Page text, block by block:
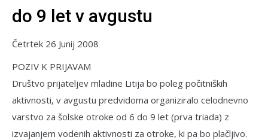
do 9 let v avgustu
Četrtek 26 Junij 2008
POZIV K PRIJAVAM
Društvo prijateljev mladine Litija bo poleg počitniških
aktivnosti, v avgustu predvidoma organiziralo celodnevno
varstvo za šolske otroke od 6 do 9 let (prva triada) z
izvajanjem vodenih aktivnosti za otroke, ki pa bo plačljivo.